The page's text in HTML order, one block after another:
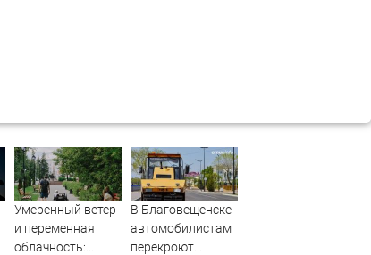
Умеренный ветер
и переменная
облачность:
В Благовещенске
автомобилистам
перекроют